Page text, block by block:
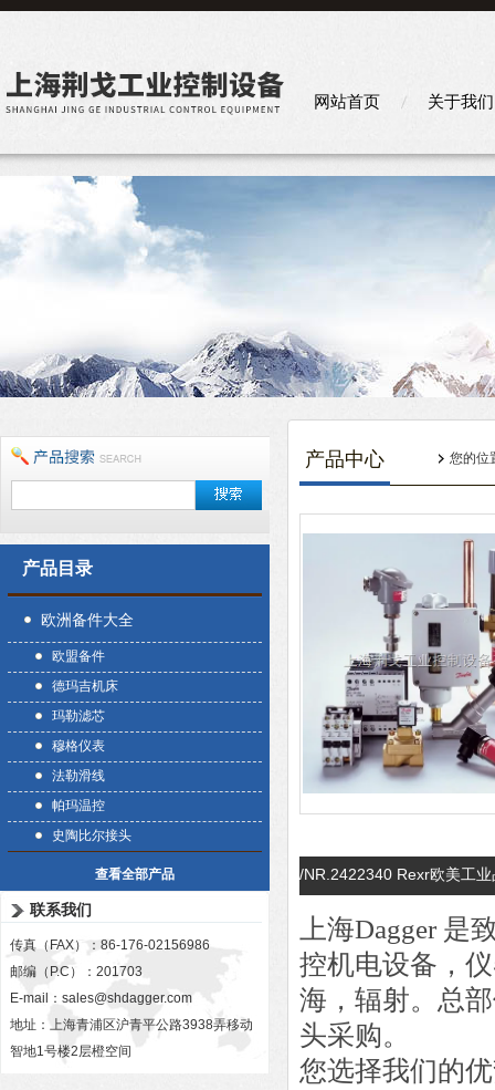
网站首页 关于我们
产品目录
欧洲备件大全
欧盟备件
德玛吉机床
玛勒滤芯
穆格仪表
法勒滑线
帕玛温控
史陶比尔接头
查看全部产品
联系我们
传真（FAX）：86-176-02156986
邮编（P.C）：201703
E-mail： sales@shdagger.com
地址：上海青浦区沪青平公路3938弄移动
智地1号楼2层橙空间
产品中心 您的位
/NR.2422340 Rexr欧美工
上海Dagger
控机电设备，
海，辐射。总
头采购。
您选择我们的